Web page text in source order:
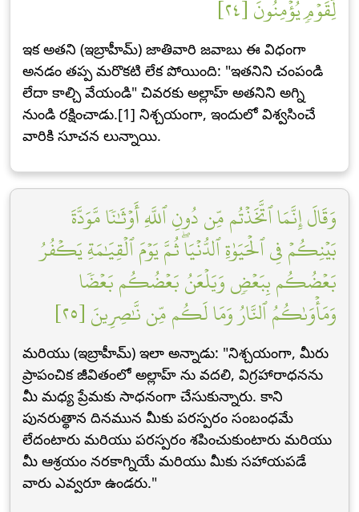
لِّقَوۡمٖ يُؤۡمِنُونَ [٢٤]
ఇక అతని (ఇబ్రాహీమ్) జాతివారి జవాబు ఈ విధంగా
అనడం తప్ప మరొకటి లేక పోయింది: "ఇతనిని చంపండి
లేదా కాల్చి వేయండి" చివరకు అల్లాహ్ అతనిని అగ్ని
నుండి రక్షించాడు.[1] నిశ్చయంగా, ఇందులో విశ్వసించే
వారికి సూచన లున్నాయి.
وَقَالَ إِنَّمَا ٱتَّخَذۡتُم مِّن دُونِ ٱللَّهِ أَوۡثَٰنٗا مَّوَدَّةَ
بَيۡنِكُمۡ فِي ٱلۡحَيَوٰةِ ٱلدُّنۡيَاۖ ثُمَّ يَوۡمَ ٱلۡقِيَٰمَةِ يَكۡفُرُ
بَعۡضُكُم بِبَعۡضٖ وَيَلۡعَنُ بَعۡضُكُم بَعۡضٗا
وَمَأۡوَىٰكُمُ ٱلنَّارُ وَمَا لَكُم مِّن نَّٰصِرِينَ [٢٥]
మరియు (ఇబ్రాహీమ్) ఇలా అన్నాడు: "నిశ్చయంగా, మీరు
ప్రాపంచిక జీవితంలో అల్లాహ్ ను వదలి, విగ్రహారాధనను
మీ మధ్య ప్రేమకు సాధనంగా చేసుకున్నారు. కాని
పునరుత్థాన దినమున మీకు పరస్పరం సంబంధమే
లేదంటారు మరియు పరస్పరం శపించుకుంటారు మరియు
మీ ఆశ్రయం నరకాగ్నియే మరియు మీకు సహాయపడే
వారు ఎవ్వరూ ఉండరు."